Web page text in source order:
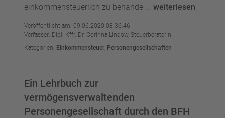
einkommensteuerlich zu behande ... weiterlesen
Veröffentlicht am: 09.06.2020 08:36:46
Verfasser: Dipl. Kffr. Dr. Corinna Lindow, Steuerberaterin
Kategorien: Einkommensteuer, Personengesellschaften
Ein Lehrbuch zur
vermögensverwaltenden
Personengesellschaft durch den BFH